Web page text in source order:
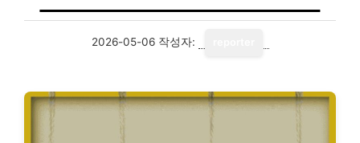
2026-05-06 작성자: